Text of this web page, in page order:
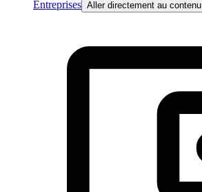
Entreprises Aller directement au contenu